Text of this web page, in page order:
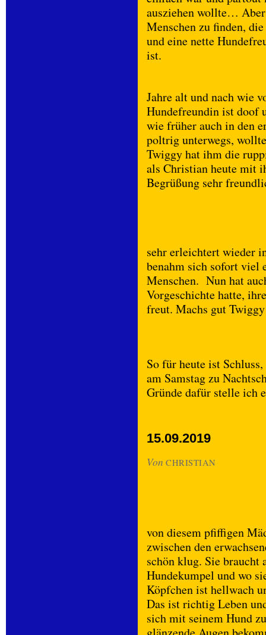
ausziehen wollte…
Menschen zu finden,
und eine nette
ist.
Jahre alt und nach wie
Hundefreundin ist doof
wie früher auch in den
poltrig unterwegs,
Twiggy hat ihm die
als Christian heute mit
Begrüßung sehr
sehr erleichtert wieder
benahm sich sofort viel
Menschen. Nun hat
Vorgeschichte hatte,
freut. Machs gut
So für heute ist
am Samstag zu
Gründe dafür stelle ich
15.09.2019
Von CHRISTIAN
von diesem pfiffigen
zwischen den
schön klug. Sie braucht
Hundekumpel und wo
Köpfchen ist hellwach
Das ist richtig Leben
sich mit seinem Hund